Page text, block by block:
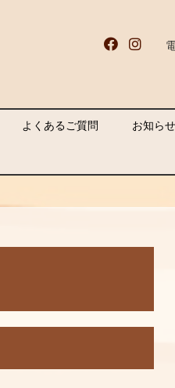
電
よくあるご質問 お知らせ